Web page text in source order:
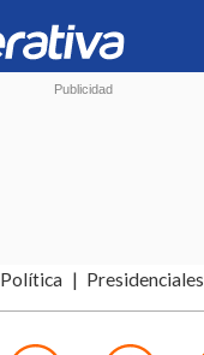
Política Presidenciales